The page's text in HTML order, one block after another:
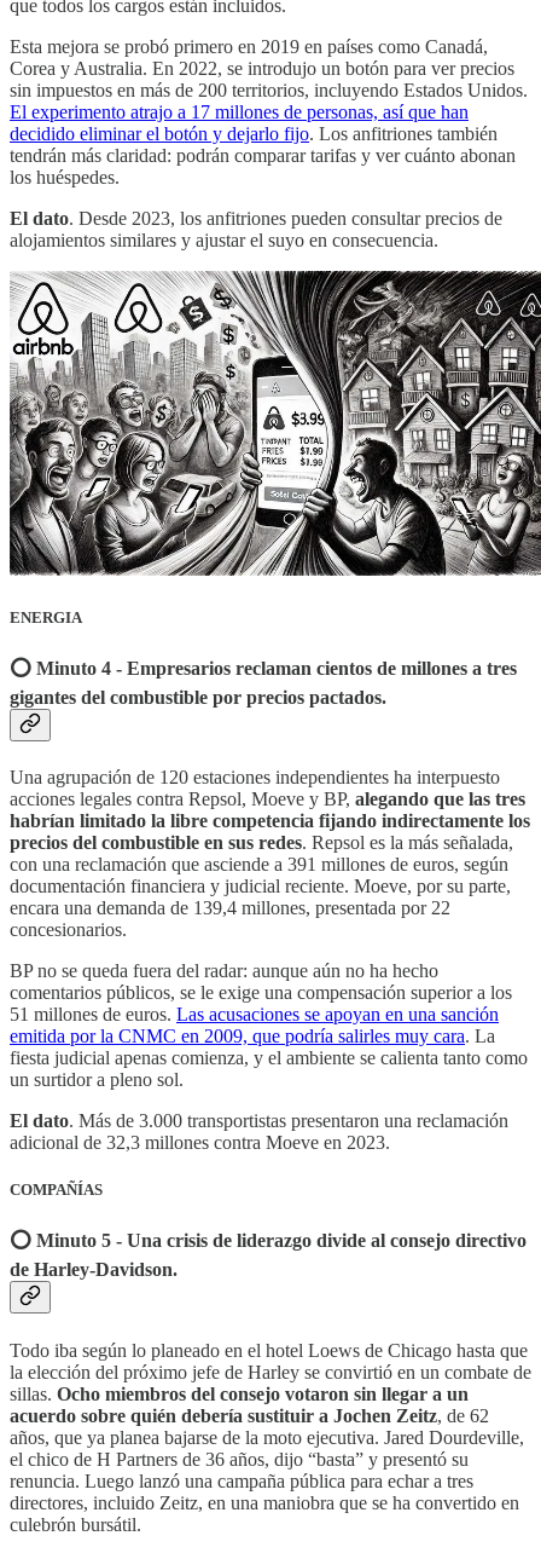
que todos los cargos están incluidos.
Esta mejora se probó primero en 2019 en países como Canadá,
Corea y Australia. En 2022, se introdujo un botón para ver precios
sin impuestos en más de 200 territorios, incluyendo Estados Unidos.
El experimento atrajo a 17 millones de personas, así que han
decidido eliminar el botón y dejarlo fijo. Los anfitriones también
tendrán más claridad: podrán comparar tarifas y ver cuánto abonan
los huéspedes.
El dato. Desde 2023, los anfitriones pueden consultar precios de
alojamientos similares y ajustar el suyo en consecuencia.
ENERGIA
⭕️ Minuto 4 - Empresarios reclaman cientos de millones a tres
gigantes del combustible por precios pactados.
Una agrupación de 120 estaciones independientes ha interpuesto
acciones legales contra Repsol, Moeve y BP, alegando que las tres
habrían limitado la libre competencia fijando indirectamente los
precios del combustible en sus redes. Repsol es la más señalada,
con una reclamación que asciende a 391 millones de euros, según
documentación financiera y judicial reciente. Moeve, por su parte,
encara una demanda de 139,4 millones, presentada por 22
concesionarios.
BP no se queda fuera del radar: aunque aún no ha hecho
comentarios públicos, se le exige una compensación superior a los
51 millones de euros. Las acusaciones se apoyan en una sanción
emitida por la CNMC en 2009, que podría salirles muy cara. La
fiesta judicial apenas comienza, y el ambiente se calienta tanto como
un surtidor a pleno sol.
El dato. Más de 3.000 transportistas presentaron una reclamación
adicional de 32,3 millones contra Moeve en 2023.
COMPAÑÍAS
⭕️ Minuto 5 - Una crisis de liderazgo divide al consejo directivo
de Harley-Davidson.
Todo iba según lo planeado en el hotel Loews de Chicago hasta que
la elección del próximo jefe de Harley se convirtió en un combate de
sillas. Ocho miembros del consejo votaron sin llegar a un
acuerdo sobre quién debería sustituir a Jochen Zeitz, de 62
años, que ya planea bajarse de la moto ejecutiva. Jared Dourdeville,
el chico de H Partners de 36 años, dijo “basta” y presentó su
renuncia. Luego lanzó una campaña pública para echar a tres
directores, incluido Zeitz, en una maniobra que se ha convertido en
culebrón bursátil.